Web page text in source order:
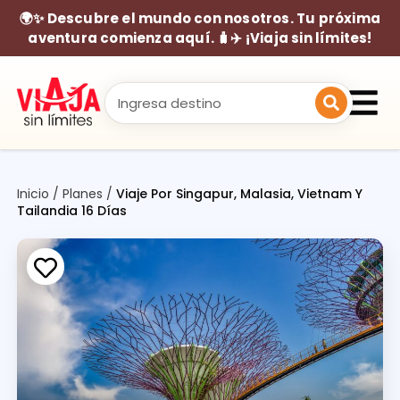
🌍✨ Descubre el mundo con nosotros. Tu próxima
aventura comienza aquí. 🧳✈️ ¡Viaja sin límites!
Inicio /Planes /Viaje Por Singapur, Malasia, Vietnam Y
Tailandia 16 Días